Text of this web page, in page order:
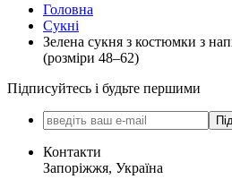
Головна
Сукні
Зелена сукня з костюмки з
(розміри 48–62)
Підписуйтесь і будьте першими
Контакти
Запоріжжя, Україна